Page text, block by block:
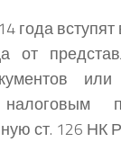
года
от
ст. 126 НК